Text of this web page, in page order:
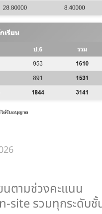
ตามช่วงคะแนน
site รวมทุกระดับชั้